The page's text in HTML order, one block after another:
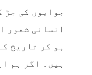
جوابوں کی جڑ
انسانی شعور
ہو کر تاریخ
ہیں۔ اگر ہم